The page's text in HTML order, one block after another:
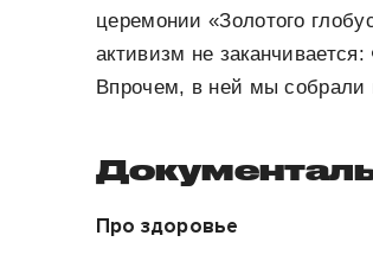
церемонии«Золотого
активизм не
Впрочем, в ней мы собрали
Про здоровье